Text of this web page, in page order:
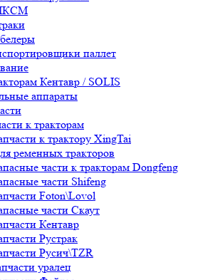
паллет
Кентавр / SOLIS
аппараты
к тракторам
к трактору XingTai
ременных тракторов
части к тракторам Dongfeng
части Shifeng
Foton\Lovol
части Скаут
Кентавр
Рустрак
Русич\TZR
уралец